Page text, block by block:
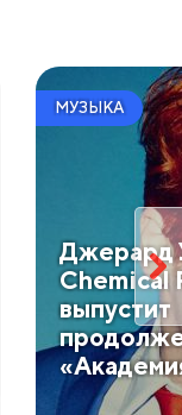
МУЗЫКА
Джерард
Chemical
выпустит